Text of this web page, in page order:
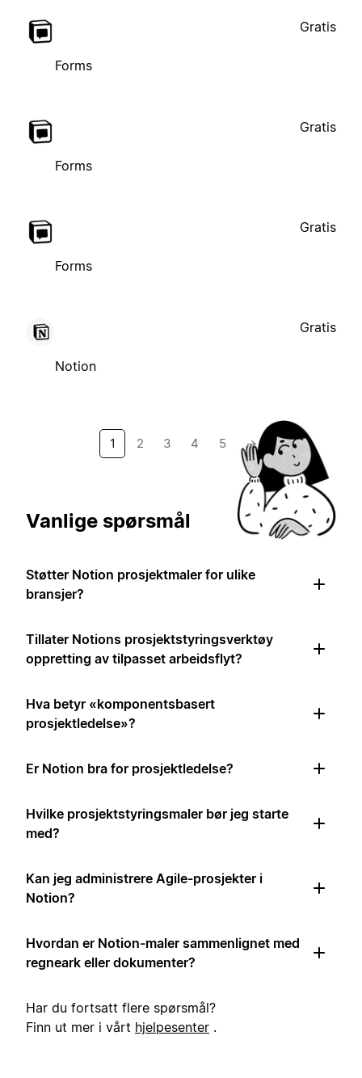
Forms
Gratis
Forms
Gratis
Forms
Gratis
Notion
Gratis
1 2 3 4 5 →
Vanlige spørsmål
Støtter Notion prosjektmaler for ulike
bransjer?
Tillater Notions prosjektstyringsverktøy
oppretting av tilpasset arbeidsflyt?
Hva betyr «komponentsbasert
prosjektledelse»?
Er Notion bra for prosjektledelse?
Hvilke prosjektstyringsmaler bør jeg starte
med?
Kan jeg administrere Agile-prosjekter i
Notion?
Hvordan er Notion-maler sammenlignet med
regneark eller dokumenter?
Har du fortsatt flere spørsmål?
Finn ut mer i vårt hjelpesenter .